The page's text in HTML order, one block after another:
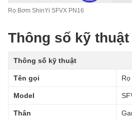
Rọ Bơm ShinYi SFVX PN16
Thông số kỹ thuật
Thông số kỹ thuật
Tên gọi
Model
Thân